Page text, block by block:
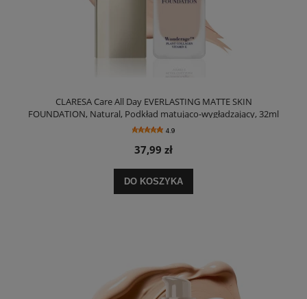
CLARESA Care All Day EVERLASTING MATTE SKIN
FOUNDATION, Natural, Podkład matująco-wygładzający, 32ml
4.9
37,99 zł
DO KOSZYKA